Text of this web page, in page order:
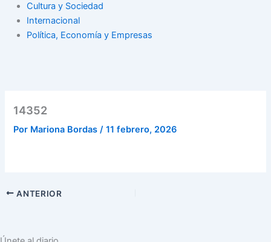
Cultura y Sociedad
Internacional
Política, Economía y Empresas
14352
Por Mariona Bordas/11 febrero, 2026
ANTERIOR